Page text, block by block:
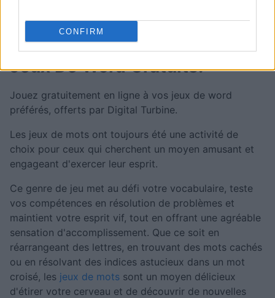
CONFIRM
Jeux De Word Gratuits.
Jouez gratuitement en ligne à vos jeux de word
préférés, offerts par Digital Turbine.
Les jeux de mots ont toujours été une activité de
choix pour ceux qui cherchent un moyen amusant et
engageant d'exercer leur esprit.
Ce genre de jeu met au défi votre vocabulaire, teste
vos compétences en résolution de problèmes et
maintient votre esprit vif, tout en offrant une agréable
sensation d'accomplissement. Que ce soit en
réarrangeant des lettres, en trouvant des mots cachés
ou en résolvant des indices astucieux dans un mot
croisé, les jeux de mots sont un moyen délicieux
d'étirer votre cerveau et de découvrir de nouvelles